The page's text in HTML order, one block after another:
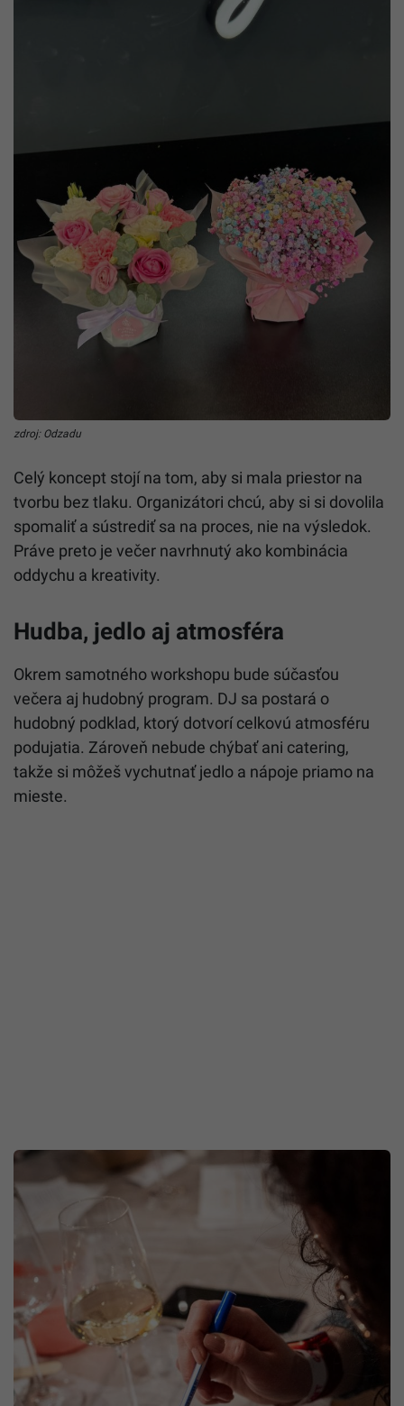
zdroj: Odzadu
Celý koncept stojí na tom, aby si mala priestor na
tvorbu bez tlaku. Organizátori chcú, aby si si dovolila
spomaliť a sústrediť sa na proces, nie na výsledok.
Práve preto je večer navrhnutý ako kombinácia
oddychu a kreativity.
Hudba, jedlo aj atmosféra
Okrem samotného workshopu bude súčasťou
večera aj hudobný program. DJ sa postará o
hudobný podklad, ktorý dotvorí celkovú atmosféru
podujatia. Zároveň nebude chýbať ani catering,
takže si môžeš vychutnať jedlo a nápoje priamo na
mieste.